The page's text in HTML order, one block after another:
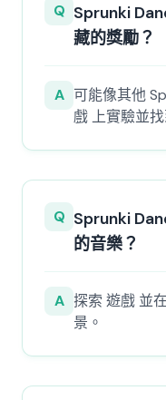
Q Sprunki
藏的獎勵？
A 可能像其他
戲 上實驗並找
Q Sprunki
的音樂？
A 探索 遊戲 並
景。